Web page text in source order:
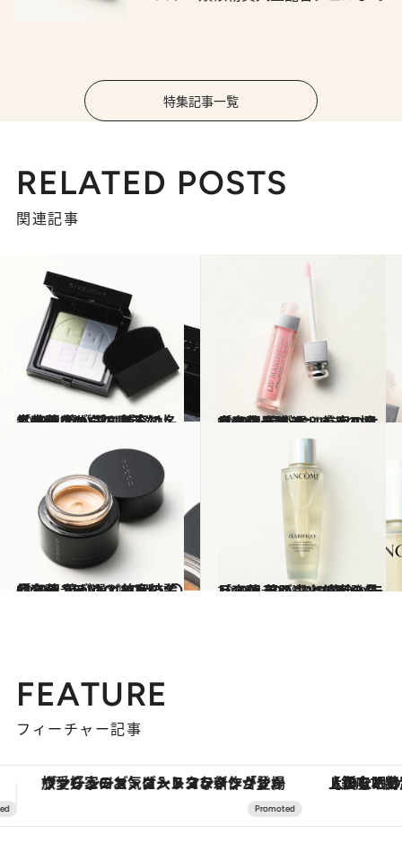
特集記事一覧
RELATED POSTS
関連記事
2023.2.16
［齋藤 薫が選ぶ美容の名品100］ ロウのような上品美肌に。 プリズムは、生まれながらに魔法
ビューティ＆ヘルス 2023.2.17
［齋藤 薫が選ぶ美容の名品100］ プランパーの概念を生んだ オリジナルはやはり最強
ビューティ＆ヘルス
2023.2.18
［齋藤 薫が選ぶ美容の名品100］ SUQQUのザ・〇〇ファンデは どれも結論的名品
ビューティ＆ヘルス 2023.2.19
［齋藤 薫が選ぶ美容の名品100］ 97：3の黄金バランスは 美肌史上の大発見
ビューティ＆ヘルス
FEATURE
フィーチャー記事
【銀座で出合う最旬美容】美髪ケアや上質な眠り…セルフケアのアップデートから、特別な名入れギフトまで。大人のための「ReFa GINZA」クルーズ